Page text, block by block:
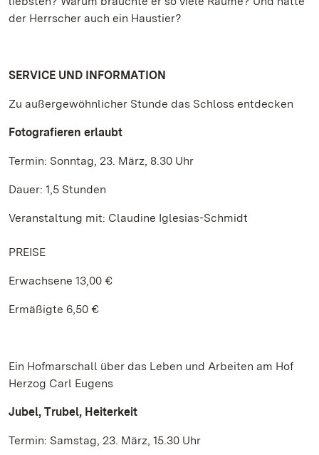
der Herrscher auch ein Haustier?
SERVICE UND INFORMATION
Zu außergewöhnlicher Stunde das Schloss entdecken
Fotografieren erlaubt
Termin: Sonntag, 23. März, 8.30 Uhr
Dauer: 1,5 Stunden
Veranstaltung mit: Claudine Iglesias-Schmidt
PREISE
Erwachsene 13,00 €
Ermäßigte 6,50 €
Ein Hofmarschall über das Leben und Arbeiten am Hof
Herzog Carl Eugens
Jubel, Trubel, Heiterkeit
Termin: Samstag, 23. März, 15.30 Uhr